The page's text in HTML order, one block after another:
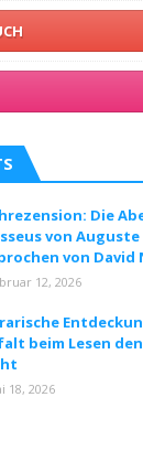
Die
von
von David
12, 2026
beim Lesen
18, 2026